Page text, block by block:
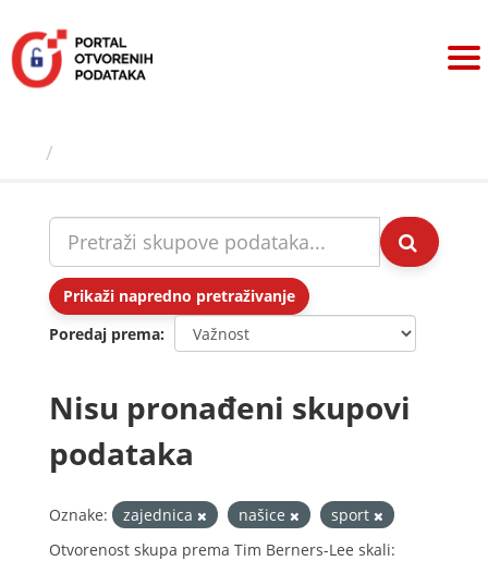
sadržaj
Prikaži napredno pretraživanje
Poredaj prema
Nisu pronađeni skupovi
podataka
Oznake: zajednica našice
sport
Otvorenost skupa prema Tim Berners-Lee skali: